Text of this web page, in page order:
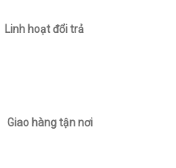
Linh hoạt đổi trả
Giao hàng tận nơi